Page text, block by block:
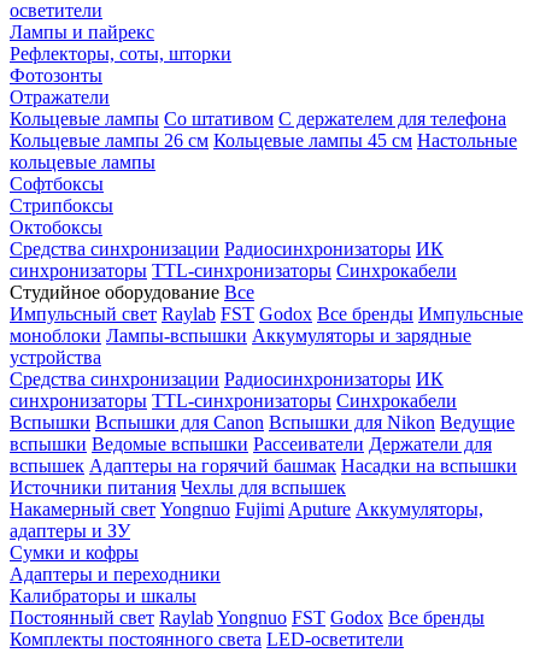
осветители
Лампы и пайрекс
Рефлекторы, соты, шторки
Фотозонты
Отражатели
Кольцевые лампы Со штативом С держателем для телефона
Кольцевые лампы 26 см Кольцевые лампы 45 см Настольные
кольцевые лампы
Софтбоксы
Стрипбоксы
Октобоксы
Средства синхронизации Радиосинхронизаторы ИК
синхронизаторы TTL-синхронизаторы Синхрокабели
Студийное оборудование Все
Импульсный свет Raylab FST Godox Все бренды Импульсные
моноблоки Лампы-вспышки Аккумуляторы и зарядные
устройства
Средства синхронизации Радиосинхронизаторы ИК
синхронизаторы TTL-синхронизаторы Синхрокабели
Вспышки Вспышки для Canon Вспышки для Nikon Ведущие
вспышки Ведомые вспышки Рассеиватели Держатели для
вспышек Адаптеры на горячий башмак Насадки на вспышки
Источники питания Чехлы для вспышек
Накамерный свет Yongnuo Fujimi Aputure Аккумуляторы,
адаптеры и ЗУ
Сумки и кофры
Адаптеры и переходники
Калибраторы и шкалы
Постоянный свет RaylabYongnuo FST Godox Все бренды
Комплекты постоянного света LED-осветители